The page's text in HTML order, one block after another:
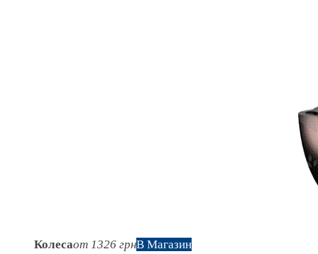
Колесаот 1326 грнВ Магазин